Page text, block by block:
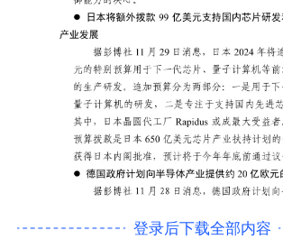
登录后下载全部内容